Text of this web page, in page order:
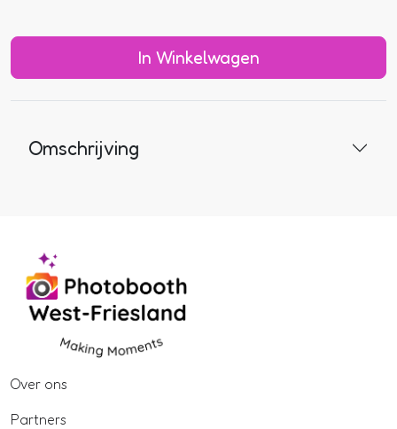
In Winkelwagen
Omschrijving
Over ons
Partners